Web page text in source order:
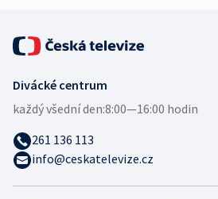
Divácké centrum
každý všední den:8:00—16:00 hodin
261 136 113
info@ceskatelevize.cz